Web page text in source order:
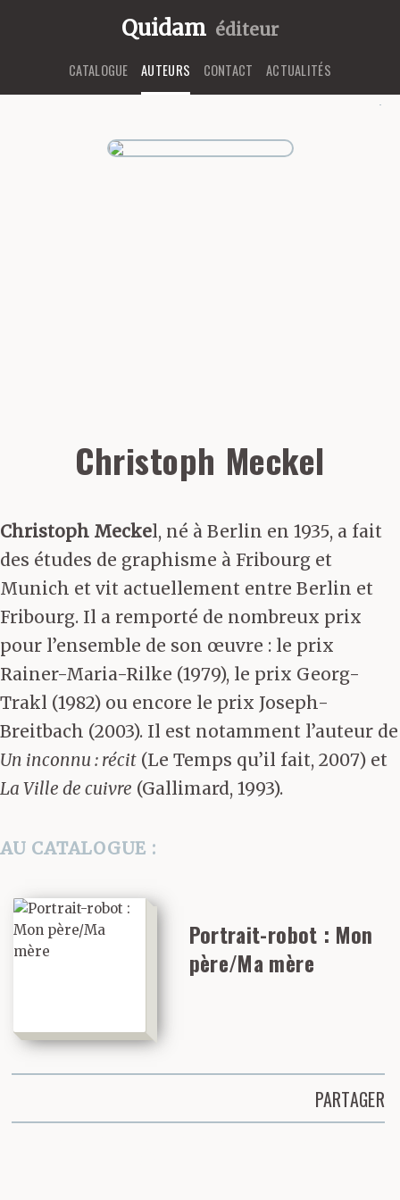
Quidam éditeur
CATALOGUE AUTEURS CONTACT ACTUALITÉS
Christoph Meckel
Christoph Meckel, né à Berlin en 1935, a fait
des études de graphisme à Fribourg et
Munich et vit actuellement entre Berlin et
Fribourg. Il a remporté de nombreux prix
pour l’ensemble de son œuvre : le prix
Rainer-Maria-Rilke (1979), le prix Georg-
Trakl (1982) ou encore le prix Joseph-
Breitbach (2003). Il est notamment l’auteur de
Un inconnu : récit (Le Temps qu’il fait, 2007) et
La Ville de cuivre (Gallimard, 1993).
AU CATALOGUE :
Portrait-robot : Mon
père/Ma mère
PARTAGER